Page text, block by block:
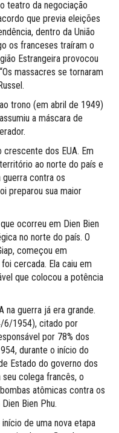
teatro da negociação
que previa eleições
dentro da União
os franceses traíram o
Estrangeira provocou
massacres se tornaram
trono (em abril de 1949)
a máscara de
dos EUA. Em
ao norte do país e
contra os
preparou sua maior
ocorreu em Dien Bien
no norte do país. O
começou em
cercada. Ela caiu em
que colocou a potência
na guerra já era grande.
6/1954), citado por
por 78% dos
durante o início do
Estado do governo dos
colega francês, o
atômicas contra os
Bien Phu.
de uma nova etapa